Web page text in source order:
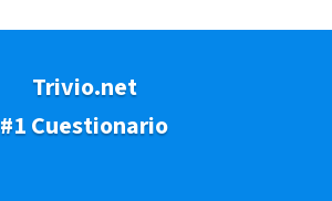
Trivio.net
#1 Cuestionario